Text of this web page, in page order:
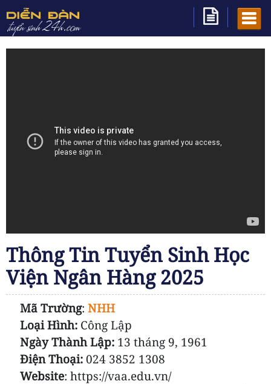
Thông Tin Tuyển Sinh Học
Viện Ngân Hàng 2025
Mã Trường: NHH
Loại Hình: Công Lập
Ngày Thành Lập: 13 tháng 9, 1961
Điện Thoại: 024 3852 1308
Website: https://vaa.edu.vn/